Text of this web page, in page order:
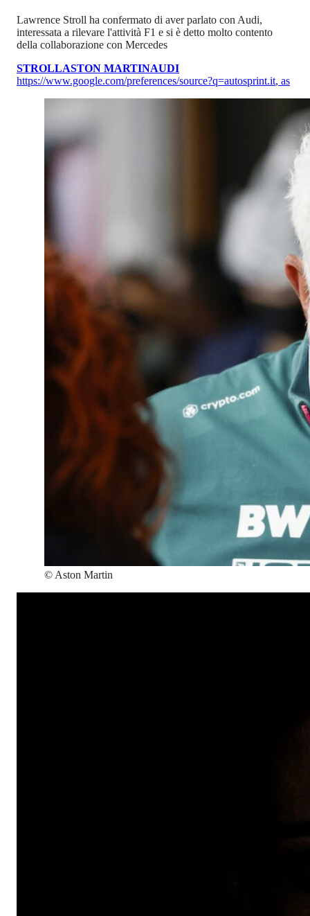
Lawrence Stroll ha confermato di aver parlato con Audi,
interessata a rilevare l'attività F1 e si è detto molto contento
della collaborazione con Mercedes
STROLLASTON MARTINAUDI
https://www.google.com/preferences/source?q=autosprint.it, as
© Aston Martin